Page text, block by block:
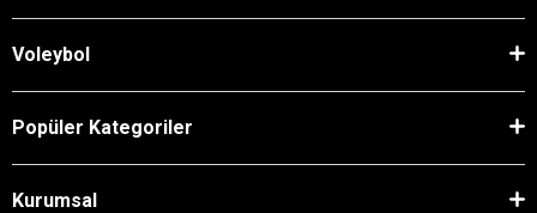
Voleybol
Popüler Kategoriler
Kurumsal